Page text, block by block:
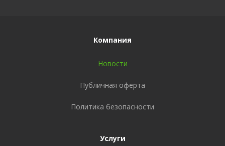
Компания
Новости
Публичная оферта
Политика безопасности
Услуги